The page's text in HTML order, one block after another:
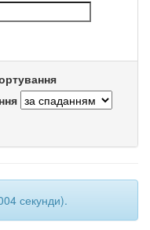
секунди).